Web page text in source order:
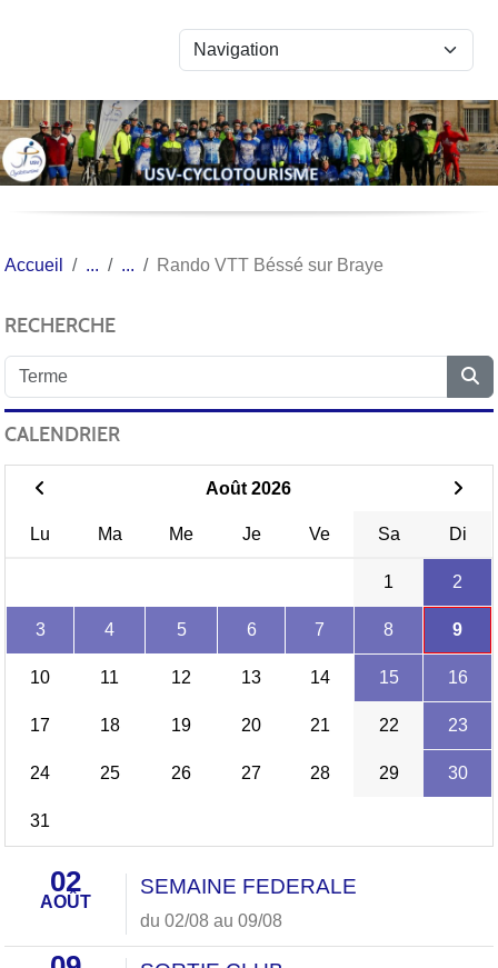
Accueil Rando VTT Béssé sur Braye
RECHERCHE
CALENDRIER
Août 2026
Lu Ma Me Je Ve Sa Di
1 2
3 4 5 6 7 8 9
10 11 12 13 14 15 16
17 18 19 20 21 22 23
24 25 26 27 28 29 30
31
02
AOÛT
SEMAINE FEDERALE
du 02/08 au 09/08